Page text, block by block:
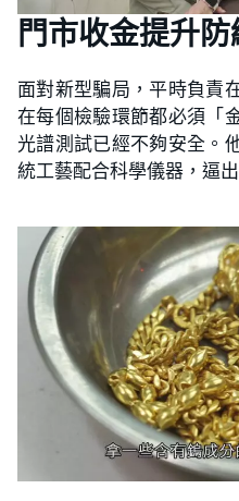
門市收金提升
面對新型騙局，平時負責
在每個檢驗環節都必須「
光譜測試已經不夠安全。
統工藝配合科學儀器，逼